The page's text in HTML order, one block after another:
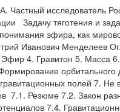
Г.А. Частный
Задачу тяготения и
эфира, как
Оглавление
4. Гравитон 5. Масса
полей 7. Не
7.1. Резюме 7.2. Закон
7.4.